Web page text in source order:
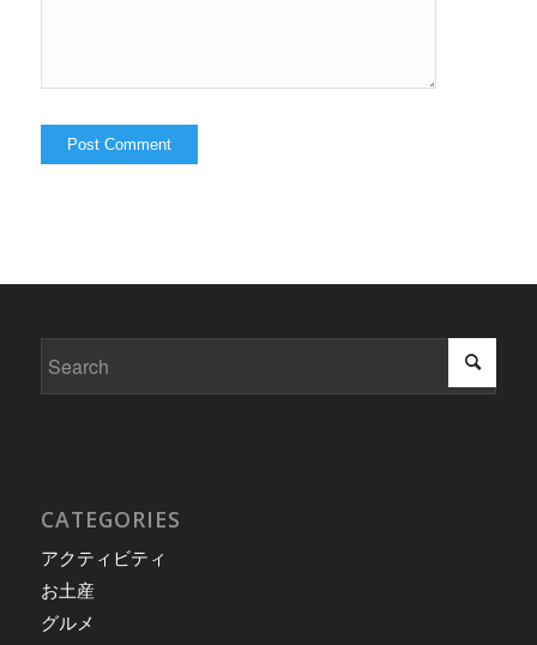
CATEGORIES
アクティビティ
お土産
グルメ